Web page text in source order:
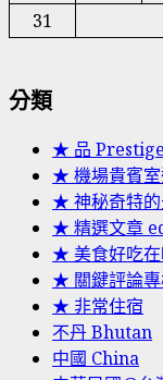
31
分類
★ 品
★ 機場貴賓
★ 神秘奇特
★ 精選文章
★ 美食好吃
★ 關鍵評論
★ 非常住宿
不丹 Bhutan
中國 China